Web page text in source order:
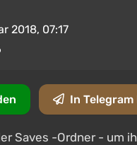
2018, 07:17
In
Saves -Ordner - um